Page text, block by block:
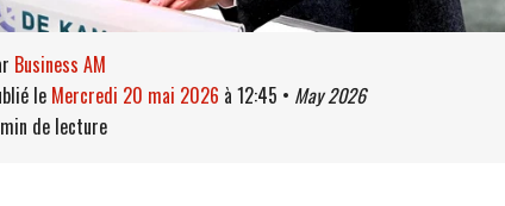
Business AM
le mercredi 20 mai 2026 à 12:45 • May 2026
min de lecture